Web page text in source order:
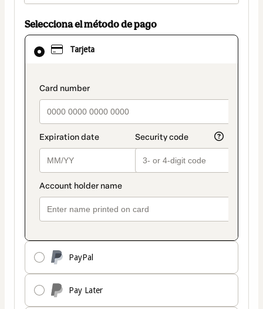
Selecciona el método de pago
Tarjeta
payment_data.section_title_v2
PayPal
Pay Later
El
método
seleccionado
Tarjeta